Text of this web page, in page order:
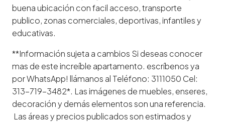
buena ubicación con facil acceso, transporte
publico, zonas comerciales, deportivas, infantiles y
educativas.
**Información sujeta a cambios Si deseas conocer
mas de este increíble apartamento. escríbenos ya
por WhatsApp! llámanos al Teléfono: 3111050 Cel:
313-719-3482*. Las imágenes de muebles, enseres,
decoración y demás elementos son una referencia.
Las áreas y precios publicados son estimados y